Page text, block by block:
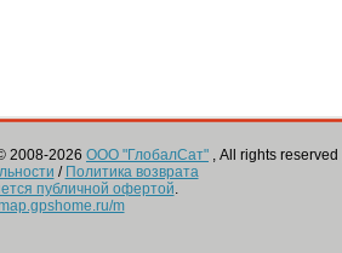
2008-2026 ООО "ГлобалСат" , All rights reserved |
/ Политика возврата
публичной офертой.
m